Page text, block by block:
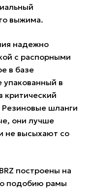
выжима.
надежно
с распорными
в базе
упакованный в
шланги
они лучше
не высыхают со
построены на
подобию рамы